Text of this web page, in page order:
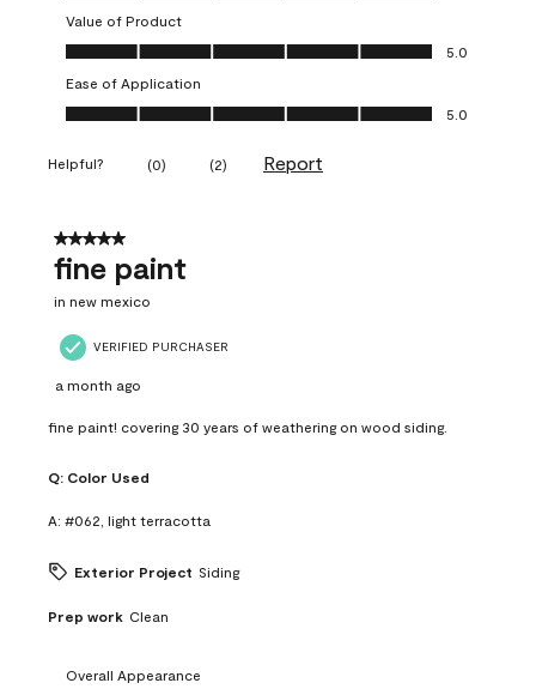
Value of Product
Value of Product, 5.0 out of 5
5.0
Ease of Application
Ease of Application, 5.0 out of 5
5.0
Helpful? (0) (2) Report
5 out of 5 stars.
fine paint
in new mexico
VERIFIED PURCHASER
a month ago
fine paint! covering 30 years of weathering on wood siding.
Q: Color Used
A: #062, light terracotta
Exterior Project Siding
Prep work Clean
Overall Appearance